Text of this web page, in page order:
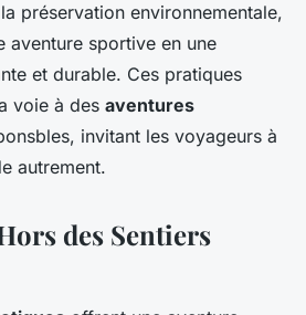
préservation environnementale,
aventure sportive en une
et durable. Ces pratiques
voie à des aventures
invitant les voyageurs à
autrement.
des Sentiers